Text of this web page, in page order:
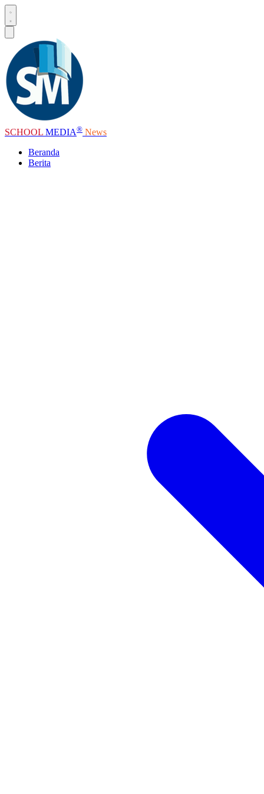
SCHOOL MEDIA® News
Beranda
Berita